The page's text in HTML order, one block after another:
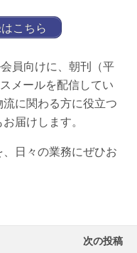
こちら
員向けに、朝刊（平
メールを配信してい
に関わる方に役立つ
届けします。
日々の業務にぜひお
次の投稿